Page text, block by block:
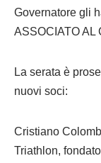
Governatore gli
ASSOCIATO AL
La serata è
nuovi soci:
Cristiano
Triathlon,